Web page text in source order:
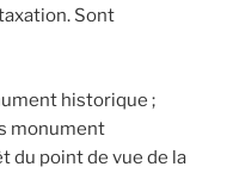
Sont
historique ;
monument
du point de vue de la